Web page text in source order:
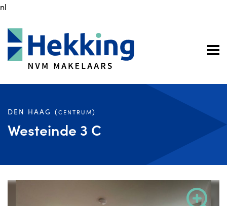
nl
DEN HAAG (CENTRUM)
Westeinde 3 C